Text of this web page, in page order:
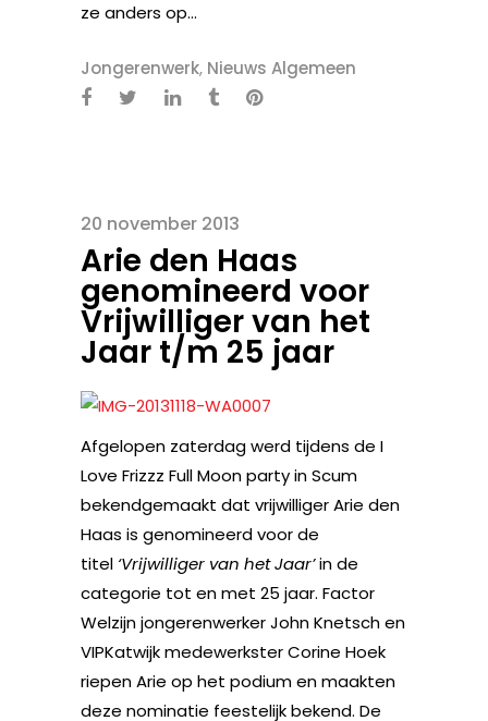
ze anders op...
Jongerenwerk, Nieuws Algemeen
20 november 2013
Arie den Haas
genomineerd voor
Vrijwilliger van het
Jaar t/m 25 jaar
Afgelopen zaterdag werd tijdens de I
Love Frizzz Full Moon party in Scum
bekendgemaakt dat vrijwilliger Arie den
Haas is genomineerd voor de
titel ‘Vrijwilliger van het Jaar’in de
categorie tot en met 25 jaar. Factor
Welzijn jongerenwerker John Knetsch en
VIPKatwijk medewerkster Corine Hoek
riepen Arie op het podium en maakten
deze nominatie feestelijk bekend. De